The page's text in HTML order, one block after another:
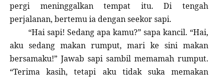
pergi meninggalkan tempat itu. Di tengah
perjalanan, bertemu ia dengan seekor sapi.
“Hai sapi! Sedang apa kamu?” sapa kancil. “Hai,
aku sedang makan rumput, mari ke sini makan
bersamaku!” Jawab sapi sambil memamah rumput.
“Terima kasih, tetapi aku tidak suka memakan